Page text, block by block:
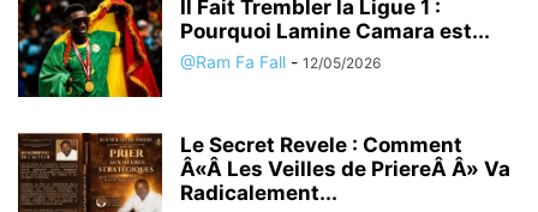
Il Fait Trembler la Ligue 1 :
Pourquoi Lamine Camara est...
@Ram Fa Fall - 12/05/2026
Le Secret Revele : Comment
Â«Â Les Veilles de PriereÂ Â» Va
Radicalement...